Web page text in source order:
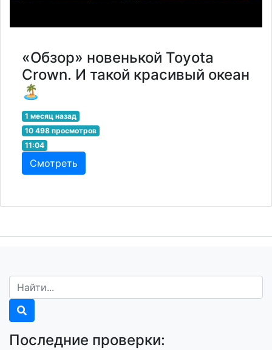
«Обзор» новенькой Toyota
Crown. И такой красивый океан
🏝️
1 месяц назад
10 498 просмотров
11:04
Смотреть
Последние проверки: